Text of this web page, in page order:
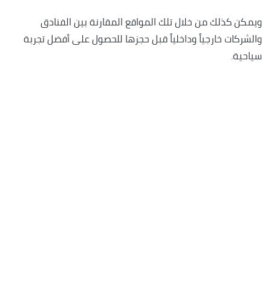
ويمكن كذلك من خلال تلك المواقع المقارنة بين الفنادق
والشركات خارجياً وداخلياً قبل حجزها للحصول على أفضل تجربة
سياحية.